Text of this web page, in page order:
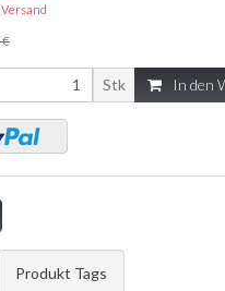
Versand
€
Stk In den
Produkt Tags